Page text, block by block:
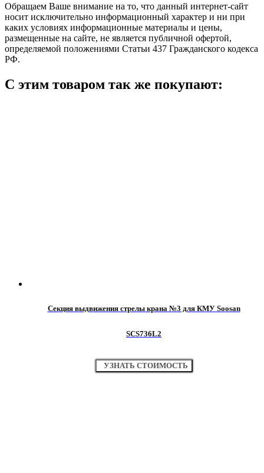
Обращаем Ваше внимание на то, что данный интернет-сайт
носит исключительно информационный характер и ни при
каких условиях информационные материалы и цены,
размещенные на сайте, не является публичной офертой,
определяемой положениями Статьи 437 Гражданского кодекса
РФ.
С этим товаром так же покупают:
Секция выдвижения стрелы крана №3 для КМУ Soosan
SCS736L2
УЗНАТЬ СТОИМОСТЬ